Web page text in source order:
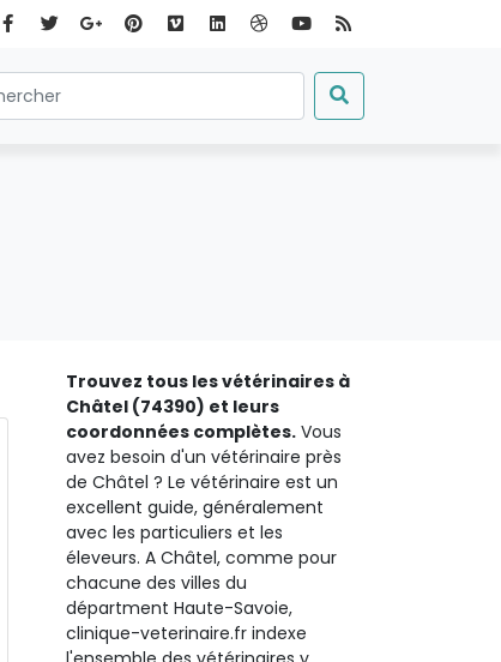
Trouvez tous les vétérinaires à
Châtel (74390) et leurs
coordonnées complètes. Vous
avez besoin d'un vétérinaire près
de Châtel ? Le vétérinaire est un
excellent guide, généralement
avec les particuliers et les
éleveurs. A Châtel, comme pour
chacune des villes du
départment Haute-Savoie,
clinique-veterinaire.fr indexe